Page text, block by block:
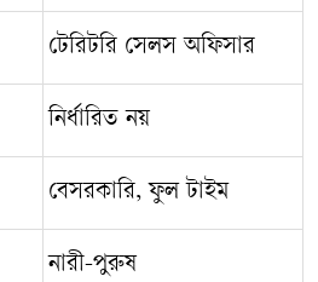
টেরিটরি সেলস অফিসার
নির্ধারিত নয়
বেসরকারি,ফুল টাইম
নারী-পুরুষ